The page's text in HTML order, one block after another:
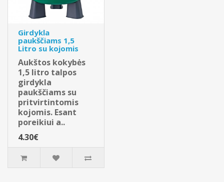
Girdykla
paukščiams 1,5
Litro su kojomis
Aukštos kokybės
1,5 litro talpos
girdykla
paukščiams su
pritvirtintomis
kojomis. Esant
poreikiui a..
4.30€